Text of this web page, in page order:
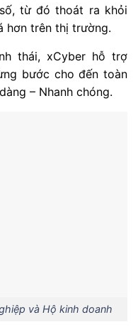
từ đó thoát ra khỏi
hơn trên thị trường.
thái, xCyber hỗ trợ
bước cho đến toàn
– Nhanh chóng.
và Hộ kinh doanh